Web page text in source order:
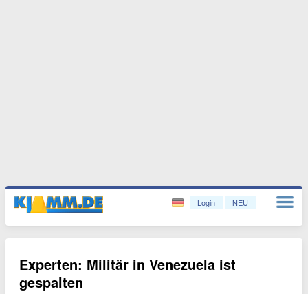
Login NEU
Experten: Militär in Venezuela ist
gespalten